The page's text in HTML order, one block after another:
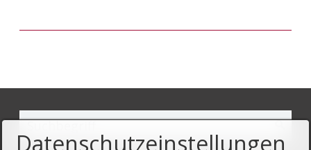
Datenschutzeinstellungen